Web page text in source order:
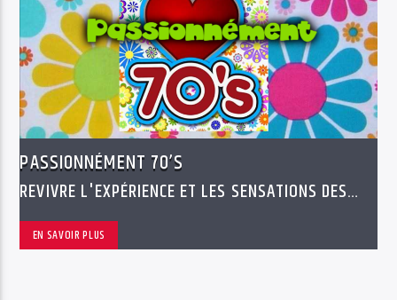
PASSIONNÉMENT 70’S
REVIVRE L'EXPÉRIENCE ET LES SENSATIONS DES
EN SAVOIR PLUS